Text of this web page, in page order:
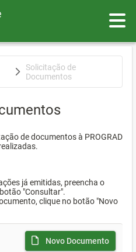
Solicitação de
Documentos
de documentos à PROGRAD
já emitidas, preencha o
"Consultar".
clique no botão "Novo
Novo Documento